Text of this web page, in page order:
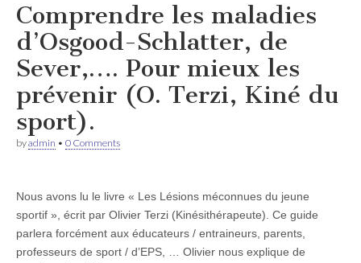
Comprendre les maladies
d’Osgood-Schlatter, de
Sever,…. Pour mieux les
prévenir (O. Terzi, Kiné du
sport).
byadmin • 0 Comments
Nous avons lu le livre « Les Lésions méconnues du jeune
sportif », écrit par Olivier Terzi (Kinésithérapeute). Ce guide
parlera forcément aux éducateurs / entraineurs, parents,
professeurs de sport / d’EPS, … Olivier nous explique de